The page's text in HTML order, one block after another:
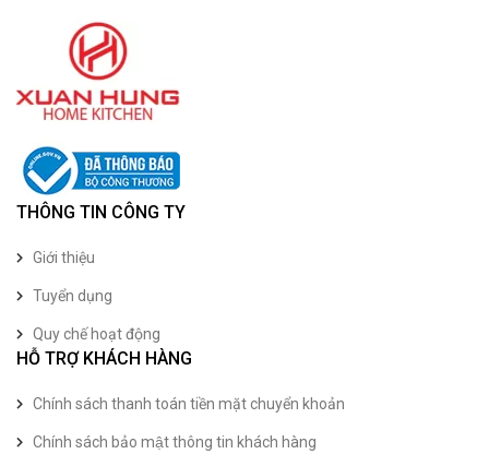
THÔNG TIN CÔNG TY
Giới thiệu
Tuyển dụng
Quy chế hoạt động
HỖ TRỢ KHÁCH HÀNG
Chính sách thanh toán tiền mặt chuyển khoản
Chính sách bảo mật thông tin khách hàng